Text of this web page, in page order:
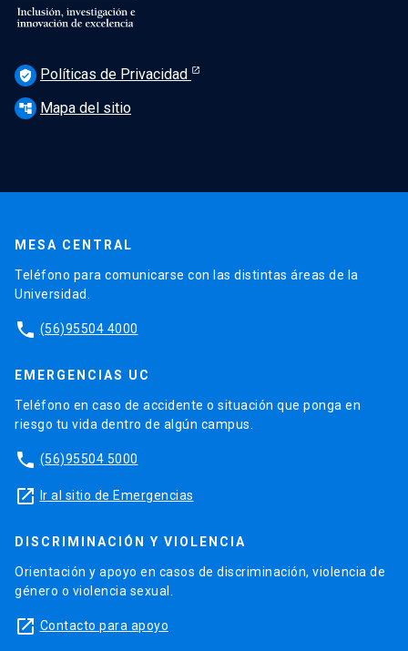
verified_user Políticas de Privacidad
account_tree Mapa del sitio
MESA CENTRAL
Teléfono para comunicarse con las distintas áreas de la
Universidad.
phone (56)95504 4000
EMERGENCIAS UC
Teléfono en caso de accidente o situación que ponga en
riesgo tu vida dentro de algún campus.
phone (56)95504 5000
launch Ir al sitio de Emergencias
DISCRIMINACIÓN Y VIOLENCIA
Orientación y apoyo en casos de discriminación, violencia de
género o violencia sexual.
launch Contacto para apoyo